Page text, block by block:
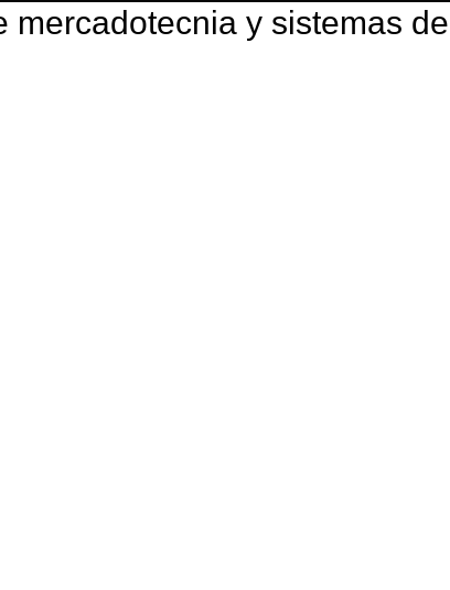
mercadotecnia y sistemas de